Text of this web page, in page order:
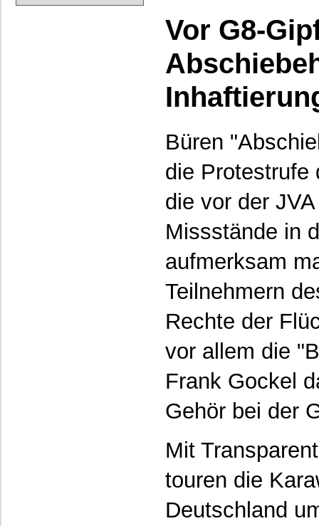
Vor G8-
Büren
die Protestrufe
die vor der
Missstände in
aufmerksam
Teilnehmern
Rechte der
vor allem die
Frank Gockel
Gehör bei der
Mit
touren die
Deutschland